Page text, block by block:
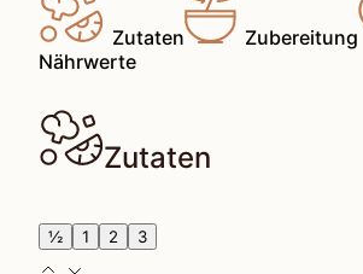
Zutaten
Zubereitung
Nährwerte
Zutaten
½ 1 2 3